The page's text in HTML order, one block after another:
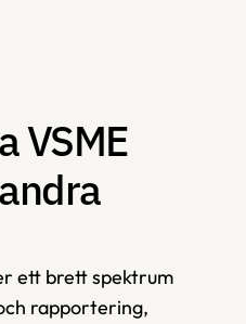
VSME
ett brett spektrum
rapportering,